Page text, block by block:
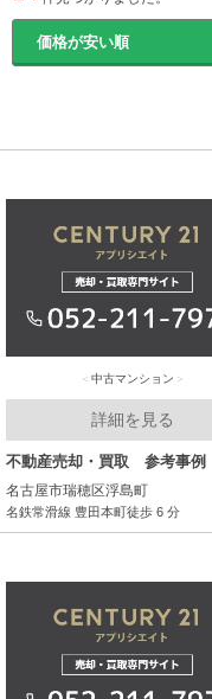
中古マンション
詳細を見る
不動産売却・買取 参考事例
名古屋市瑞穂区浮島町
名鉄常滑線 豊田本町徒歩 6 分